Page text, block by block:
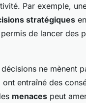
Par exemple,
stratégiques
de lancer des
ne mènent
entraîné des
menaces peut